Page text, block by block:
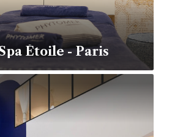
Étoile - Paris